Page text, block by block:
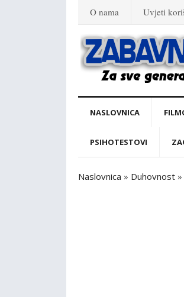
O nama Uvjeti
NASLOVNICA
PSIHOTESTOVI
Naslovnica » Duhovnost »